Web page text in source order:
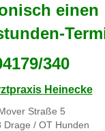
einen
340
Heinecke
Straße 5
Drage / OT Hunden